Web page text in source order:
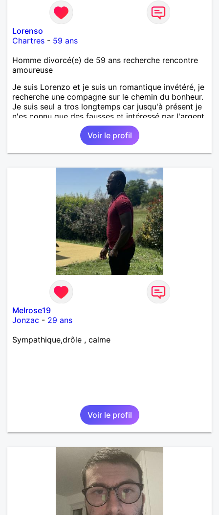
Lorenso
Chartres - 59 ans
Homme divorcé(e) de 59 ans recherche rencontre
amoureuse
Je suis Lorenzo et je suis un romantique invétéré, je
recherche une compagne sur le chemin du bonheur.
Je suis seul a tros longtemps car jusqu'à présent je
n'es connu que des fausses et intéressé par l'argent.
Je suis un homme simple et honnête respectueux et
sincère j'attends de même, alors Si tu veux me
connaître fais moi signe. Bisous à vous Madames
Voir le profil
Melrose19
Jonzac - 29 ans
Sympathique,drôle , calme
Voir le profil